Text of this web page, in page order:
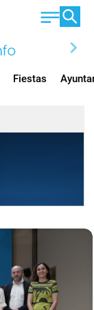
chevron_right
Fiestas